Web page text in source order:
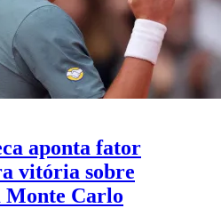
aponta fator
vitória sobre
Monte Carlo